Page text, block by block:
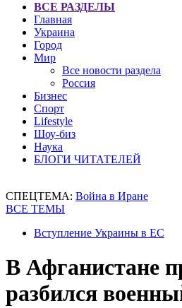
ВСЕ РАЗДЕЛЫ
Главная
Украина
Город
Мир
Все новости раздела
Россия
Бизнес
Спорт
Lifestyle
Шоу-биз
Наука
БЛОГИ ЧИТАТЕЛЕЙ
СПЕЦТЕМА: Война в Иране
ВСЕ ТЕМЫ
Вступление Украины в ЕС
В Афганистане
разбился